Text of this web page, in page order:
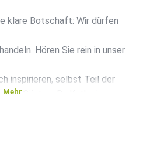
klare Botschaft: Wir dürfen
Hören Sie rein in unser
inspirieren, selbst Teil der
Gäste: • Dr. Katharina van
Mehr